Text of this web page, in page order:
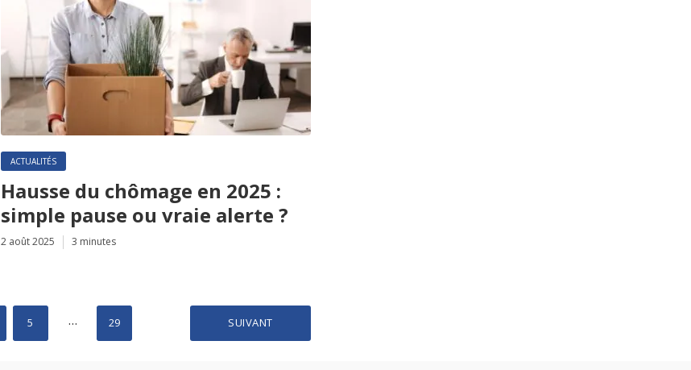
ACTUALITÉS
Hausse du chômage en 2025 :
simple pause ou vraie alerte ?
2 août 2025 3 minutes
5 … 29 SUIVANT